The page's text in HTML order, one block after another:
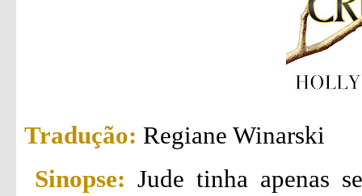
Tradução: Regiane Winarski
Sinopse: Jude tinha apenas